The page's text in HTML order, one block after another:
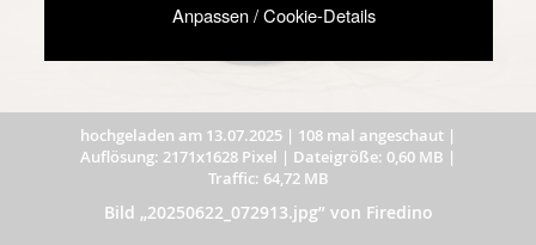
Anpassen / Cookie-Details
hochgeladen am 13.07.2025 | 108 mal angeschaut |
Auflösung: 2171x1628 Pixel | Dateigröße: 0,60 MB |
Traffic: 64,72 MB
Bild „20250622_072913.jpg” von Firedino